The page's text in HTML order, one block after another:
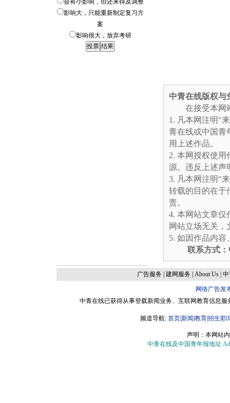
中青在线版权
在接受本网站
凡本网注明"
青在线或中国青
用上述作品。
本网授权使用
源。违反上述声
凡本网注明“
转载的目的在于
责。
本网站文章仅
网站立场无关
如因作品内容
联系方式：
会有小影响，但还来得及调整
影响大，只能重新制定复习方
案
影响很大，放弃考研
广告服务| 建网服务| About Us|
网络广告发
中青在线已获得从事登载新闻业务、互联网教育信息
频道导航: 首页|新闻 教育|招生 职
声明：本网站
中青在线及中国青年报地址